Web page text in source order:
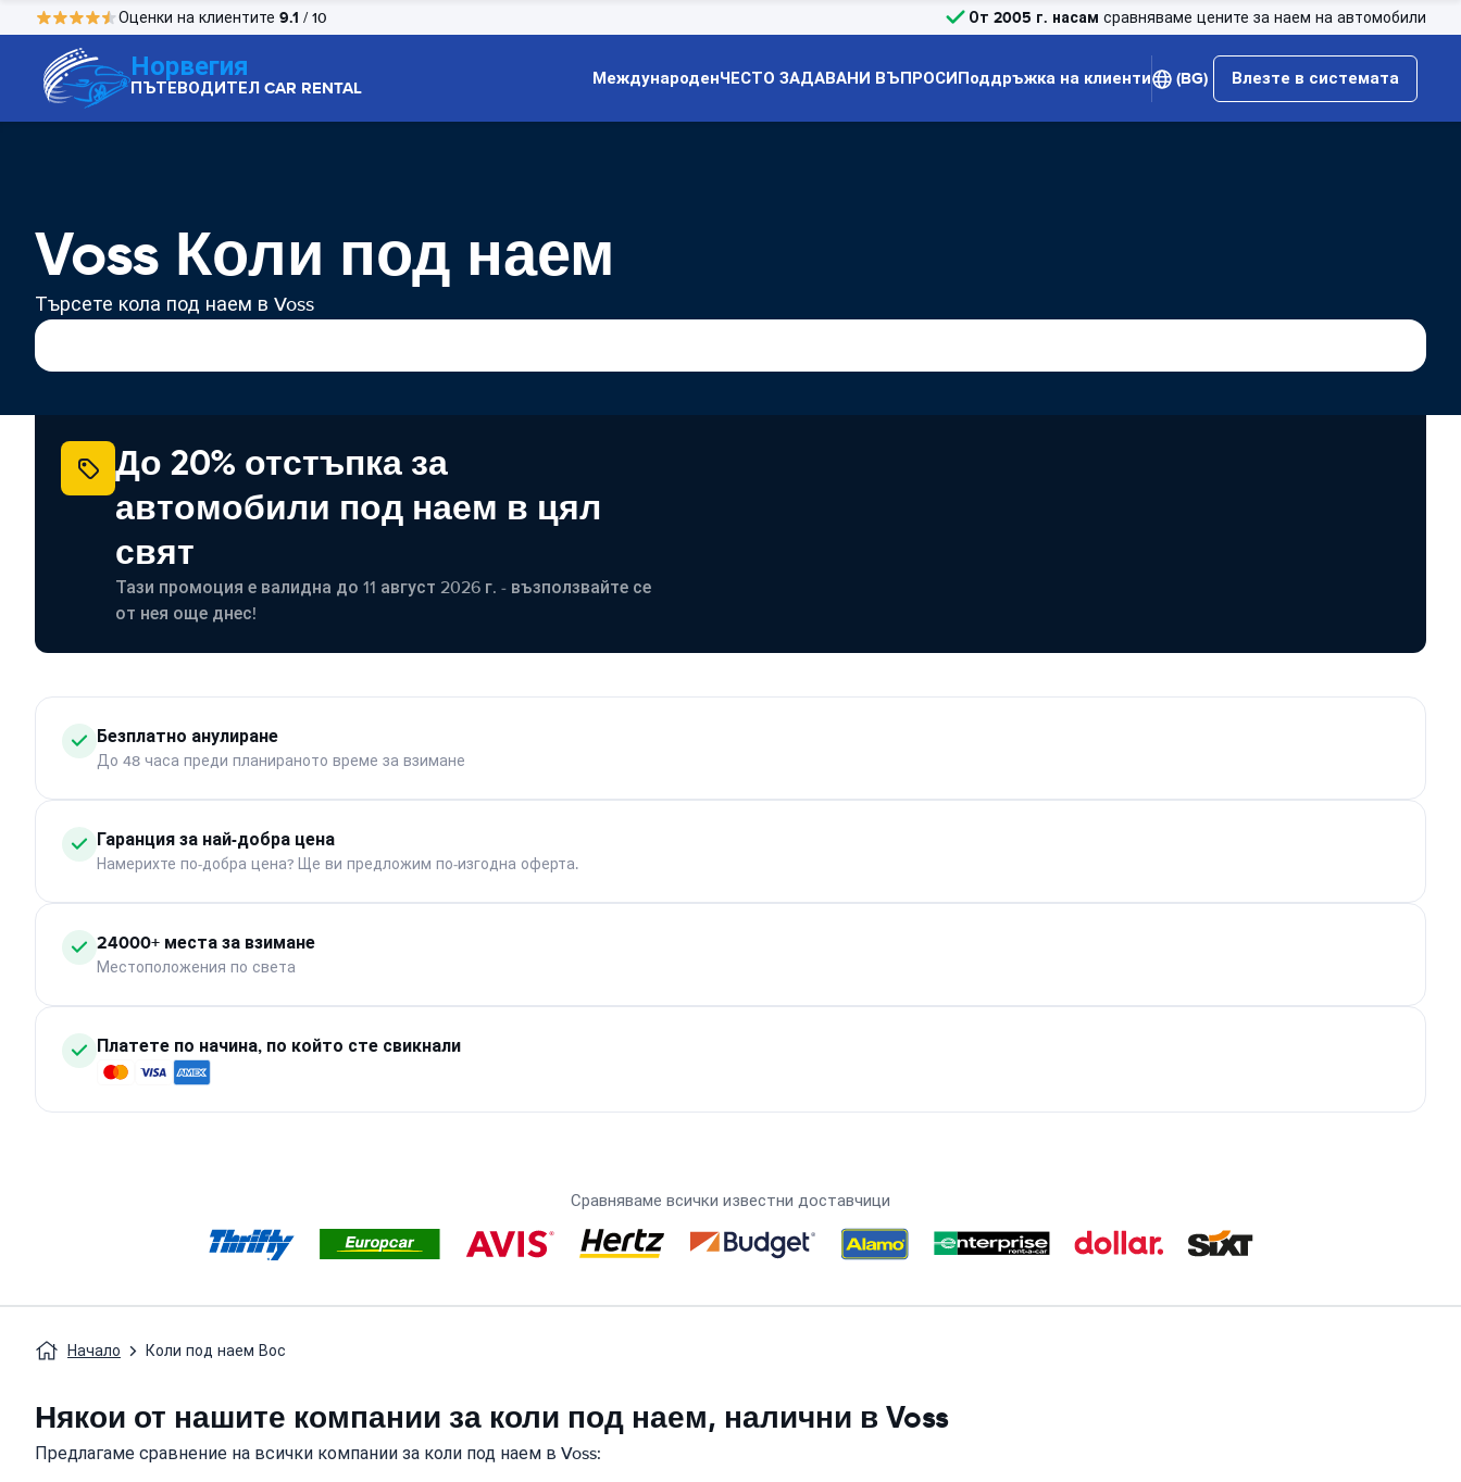
Оценки на клиентите 9.1 / 10 От 2005 г. насам сравняваме цените за наем на автомобили
Норвегия
ПЪТЕВОДИТЕЛ CAR RENTAL МеждународенЧЕСТО ЗАДАВАНИ ВЪПРОСИПоддръжка на клиенти (BG) Влезте в системата
Voss Коли под наем
Търсете кола под наем в Voss
До 20% отстъпка за
автомобили под наем в цял
свят
Тази промоция е валидна до 11 август 2026 г. - възползвайте се
от нея още днес!
Безплатно анулиране
До 48 часа преди планираното време за взимане
Гаранция за най-добра цена
Намерихте по-добра цена? Ще ви предложим по-изгодна оферта.
24000+ места за взимане
Местоположения по света
Платете по начина, по който сте свикнали
Сравняваме всички известни доставчици
Начало Коли под наем Вос
Някои от нашите компании за коли под наем, налични в Voss
Предлагаме сравнение на всички компании за коли под наем в Voss: